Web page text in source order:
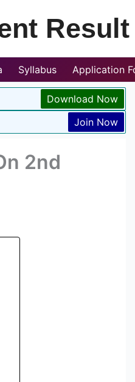
Result
Syllabus Application
Download Now
Join Now
2nd